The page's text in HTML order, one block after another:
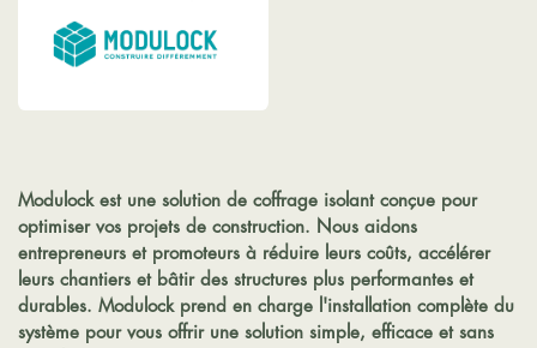
Modulock est une solution de coffrage isolant conçue pour
optimiser vos projets de construction. Nous aidons
entrepreneurs et promoteurs à réduire leurs coûts, accélérer
leurs chantiers et bâtir des structures plus performantes et
durables. Modulock prend en charge l'installation complète du
système pour vous offrir une solution simple, efficace et sans